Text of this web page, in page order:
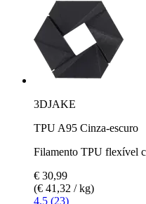
3DJAKE
TPU A95 Cinza-escuro
Filamento TPU flexível
€ 30,99
(€ 41,32 / kg)
4.5 (23)